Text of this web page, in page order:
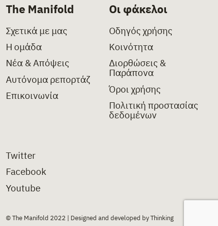
The Manifold
Σχετικά με μας
Η ομάδα
Νέα & Απόψεις
Αυτόνομα ρεπορτάζ
Επικοινωνία
Οι φάκελοι
Οδηγός χρήσης
Κοινότητα
Διορθώσεις &
Παράπονα
Όροι χρήσης
Πολιτική προστασίας
δεδομένων
Twitter
Facebook
Youtube
© The Manifold 2022 | Designed and developed by Thinking